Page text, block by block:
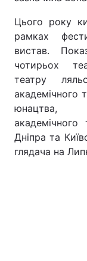
Цього року
рамках
вистав.
чотирьох
театру
академічного
юнацтва,
Дніпра та
глядача на